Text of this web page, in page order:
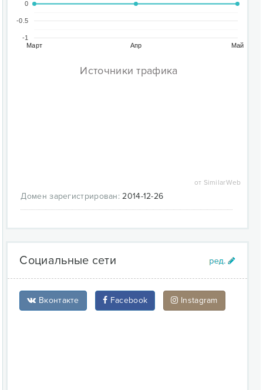
Март Апр Май
-1
-0.5
0
Источники трафика
от SimilarWeb
Домен зарегистрирован: 2014-12-26
Социальные сети
Вконтакте Facebook Instagram